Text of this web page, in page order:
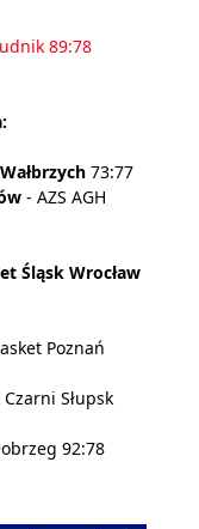
89:78
73:77
- AZS AGH
Śląsk Wrocław
Poznań
Czarni Słupsk
92:78